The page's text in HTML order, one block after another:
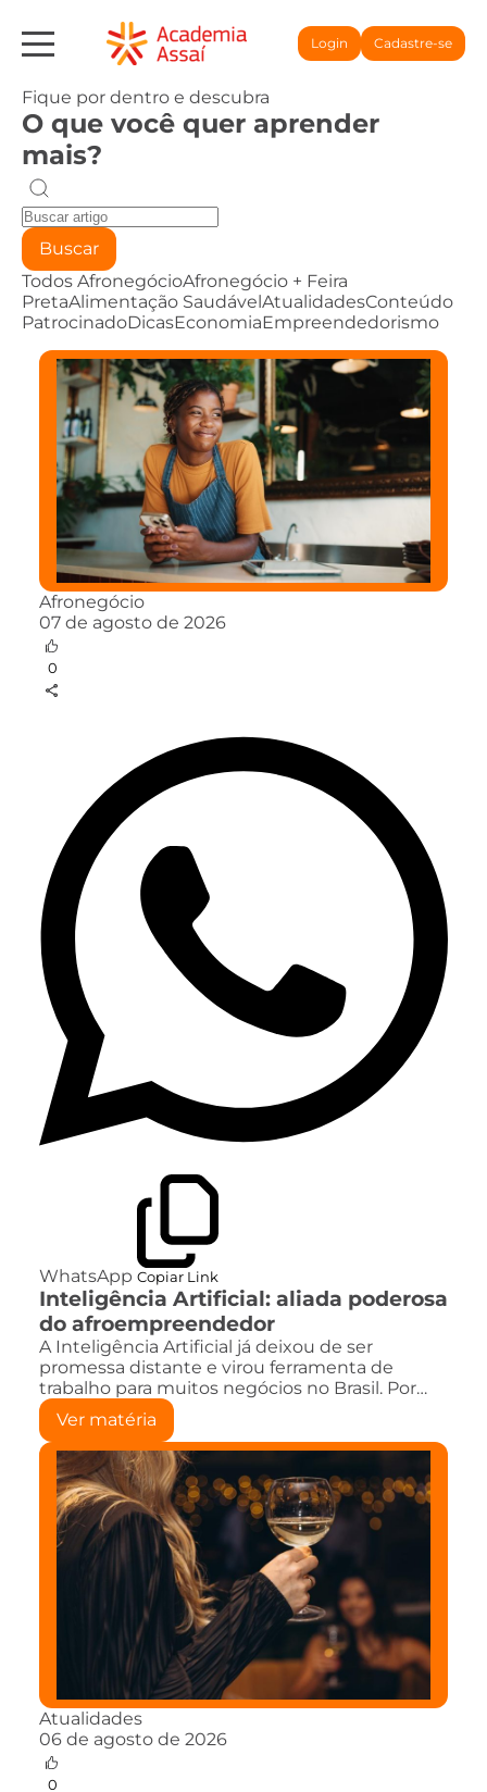
Login Cadastre-se
Fique por dentro e descubra
O que você quer aprender
mais?
Buscar
Todos AfronegócioAfronegócio + Feira
PretaAlimentação SaudávelAtualidadesConteúdo
PatrocinadoDicasEconomiaEmpreendedorismo
Afronegócio
07 de agosto de 2026
0
WhatsApp Copiar Link
Inteligência Artificial: aliada poderosa
do afroempreendedor
A Inteligência Artificial já deixou de ser
promessa distante e virou ferramenta de
trabalho para muitos negócios no Brasil. Por…
Ver matéria
Atualidades
06 de agosto de 2026
0